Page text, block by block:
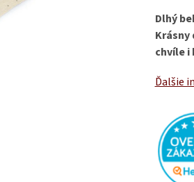
Dlhý
chvíle i
Ďalšie